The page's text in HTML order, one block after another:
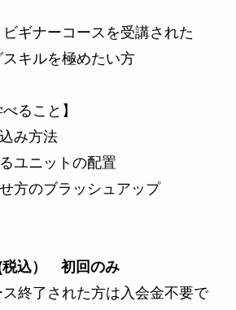
ギナーコースを受講された
キルを極めたい方
ること】
み方法
ユニットの配置
方のブラッシュアップ
税込） 初回のみ
終了された方は入会金不要で